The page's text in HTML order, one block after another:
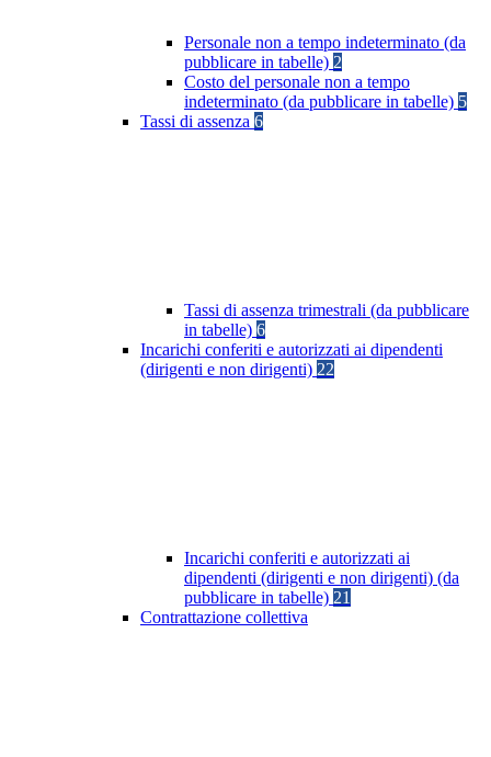
Personale non a tempo indeterminato (da
pubblicare in tabelle) 2
Costo del personale non a tempo
indeterminato (da pubblicare in tabelle) 5
Tassi di assenza 6
Tassi di assenza trimestrali (da pubblicare
in tabelle) 6
Incarichi conferiti e autorizzati ai dipendenti
(dirigenti e non dirigenti) 22
Incarichi conferiti e autorizzati ai
dipendenti (dirigenti e non dirigenti) (da
pubblicare in tabelle) 21
Contrattazione collettiva